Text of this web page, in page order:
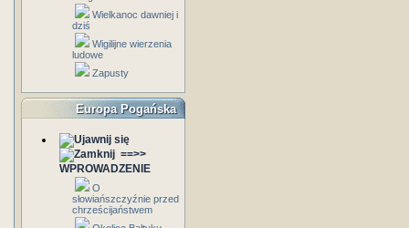
Wielkanoc dawniej i
dziś
Wigilijne wierzenia
ludowe
Zapusty
Europa Pogańska
==>>
WPROWADZENIE
O
słowiańszczyźnie przed
chrześcijaństwem